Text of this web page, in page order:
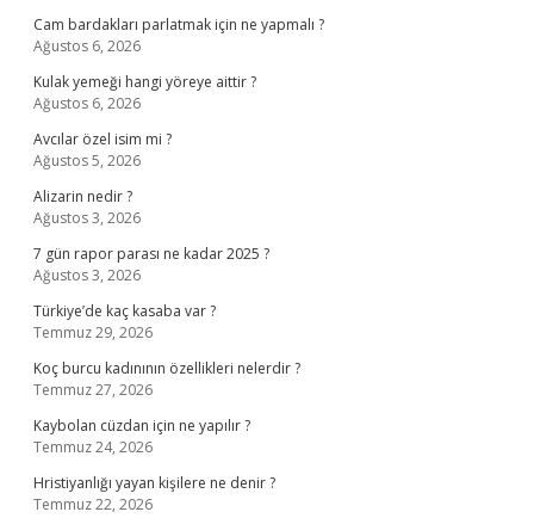
Cam bardakları parlatmak için ne yapmalı ?
Ağustos 6, 2026
Kulak yemeği hangi yöreye aittir ?
Ağustos 6, 2026
Avcılar özel isim mi ?
Ağustos 5, 2026
Alizarin nedir ?
Ağustos 3, 2026
7 gün rapor parası ne kadar 2025 ?
Ağustos 3, 2026
Türkiye’de kaç kasaba var ?
Temmuz 29, 2026
Koç burcu kadınının özellikleri nelerdir ?
Temmuz 27, 2026
Kaybolan cüzdan için ne yapılır ?
Temmuz 24, 2026
Hristiyanlığı yayan kişilere ne denir ?
Temmuz 22, 2026